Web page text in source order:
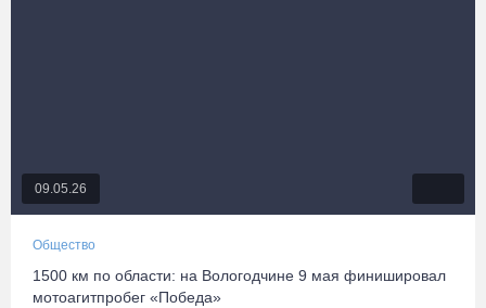
09.05.26
Общество
1500 км по области: на Вологодчине 9 мая финишировал
мотоагитпробег «Победа»